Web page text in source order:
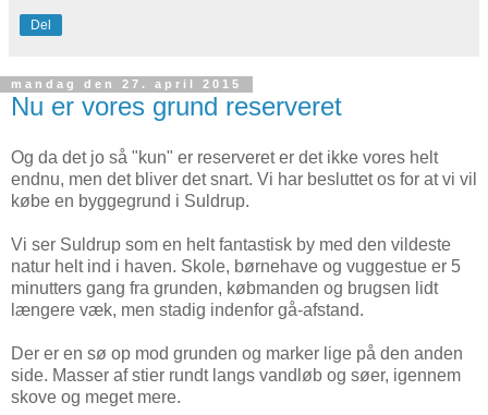
Del
mandag den 27. april 2015
Nu er vores grund reserveret
Og da det jo så "kun" er reserveret er det ikke vores helt
endnu, men det bliver det snart. Vi har besluttet os for at vi vil
købe en byggegrund i Suldrup.
Vi ser Suldrup som en helt fantastisk by med den vildeste
natur helt ind i haven. Skole, børnehave og vuggestue er 5
minutters gang fra grunden, købmanden og brugsen lidt
længere væk, men stadig indenfor gå-afstand.
Der er en sø op mod grunden og marker lige på den anden
side. Masser af stier rundt langs vandløb og søer, igennem
skove og meget mere.